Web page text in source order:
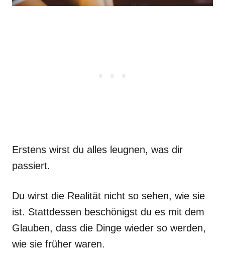
Erstens wirst du alles leugnen, was dir
passiert.
Du wirst die Realität nicht so sehen, wie sie
ist. Stattdessen beschönigst du es mit dem
Glauben, dass die Dinge wieder so werden,
wie sie früher waren.